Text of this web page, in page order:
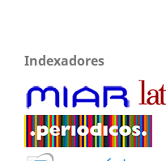
Indexadores